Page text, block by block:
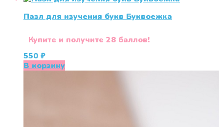
Пазл для изучения букв Буквоежка
Купите и получите 28 баллов!
550 ₽
В корзину